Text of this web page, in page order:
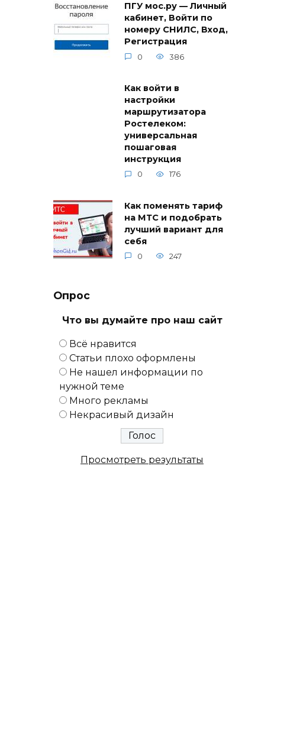
ПГУ мос.ру — Личный
кабинет, Войти по
номеру СНИЛС, Вход,
Регистрация
0 386
Как войти в
настройки
маршрутизатора
Ростелеком:
универсальная
пошаговая
инструкция
0 176
Как поменять тариф
на МТС и подобрать
лучший вариант для
себя
0 247
Опрос
Что вы думайте про наш сайт
Всё нравится
Статьи плохо оформлены
Не нашел информации по
нужной теме
Много рекламы
Некрасивый дизайн
Просмотреть результаты